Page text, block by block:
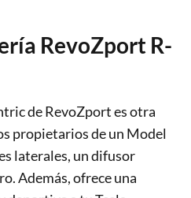
RevoZport R-
de RevoZport es otra
propietarios de un Model
laterales, un difusor
Además, ofrece una